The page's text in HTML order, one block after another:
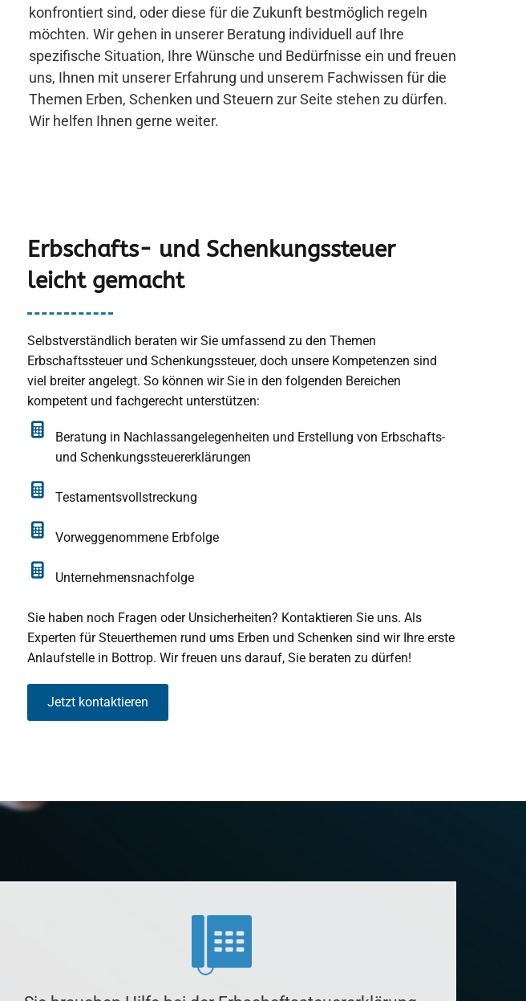
konfrontiert sind, oder diese für die Zukunft bestmöglich regeln
möchten. Wir gehen in unserer Beratung individuell auf Ihre
spezifische Situation, Ihre Wünsche und Bedürfnisse ein und freuen
uns, Ihnen mit unserer Erfahrung und unserem Fachwissen für die
Themen Erben, Schenken und Steuern zur Seite stehen zu dürfen.
Wir helfen Ihnen gerne weiter.
Erbschafts- und Schenkungssteuer
leicht gemacht
Selbstverständlich beraten wir Sie umfassend zu den Themen
Erbschaftssteuer und Schenkungssteuer, doch unsere Kompetenzen sind
viel breiter angelegt. So können wir Sie in den folgenden Bereichen
kompetent und fachgerecht unterstützen:
Beratung in Nachlassangelegenheiten und Erstellung von Erbschafts-
und Schenkungssteuererklärungen
Testamentsvollstreckung
Vorweggenommene Erbfolge
Unternehmensnachfolge
Sie haben noch Fragen oder Unsicherheiten? Kontaktieren Sie uns. Als
Experten für Steuerthemen rund ums Erben und Schenken sind wir Ihre erste
Anlaufstelle in Bottrop. Wir freuen uns darauf, Sie beraten zu dürfen!
Jetzt kontaktieren